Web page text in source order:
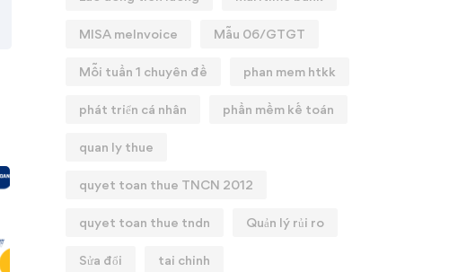
09 ĐIỂM MỚI THUẾ GTGT
01/07/2025
bảo hiểm xã hội có hiệu
MISA meInvoice Mẫu 06/GTGT
Mỗi tuần 1 chuyên đề phan mem htkk
phát triển cá nhân phần mềm kế toán
quan ly thue
quyet toan thue TNCN 2012
quyet toan thue tndn Quản lý rủi ro
Sửa đổi tai chinh